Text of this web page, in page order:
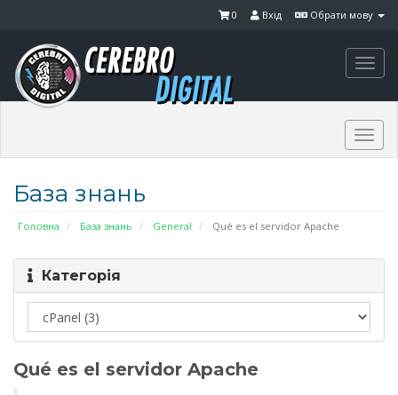
Обрати мову
Вхід
0
База знань
Головна База знань General Qué es el servidor Apache
Категорія
Qué es el servidor Apache